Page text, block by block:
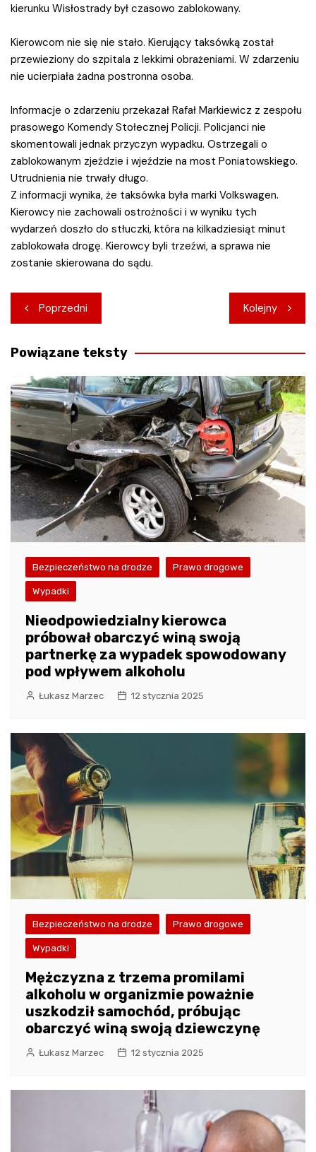
kierunku Wisłostrady był czasowo zablokowany.
Kierowcom nie się nie stało. Kierujący taksówką został
przewieziony do szpitala z lekkimi obrażeniami. W zdarzeniu
nie ucierpiała żadna postronna osoba.
Informacje o zdarzeniu przekazał Rafał Markiewicz z zespołu
prasowego Komendy Stołecznej Policji. Policjanci nie
skomentowali jednak przyczyn wypadku. Ostrzegali o
zablokowanym zjeździe i wjeździe na most Poniatowskiego.
Utrudnienia nie trwały długo.
Z informacji wynika, że taksówka była marki Volkswagen.
Kierowcy nie zachowali ostrożności i w wyniku tych
wydarzeń doszło do stłuczki, która na kilkadziesiąt minut
zablokowała drogę. Kierowcy byli trzeźwi, a sprawa nie
zostanie skierowana do sądu.
Nawigacja
wpisu
Poprzedni Kolejny
Powiązane teksty
Bezpieczeństwo na drodze Prawo drogowe
Wypadki
Nieodpowiedzialny kierowca
próbował obarczyć winą swoją
partnerkę za wypadek spowodowany
pod wpływem alkoholu
Łukasz Marzec 12 stycznia 2025
Bezpieczeństwo na drodze Prawo drogowe
Wypadki
Mężczyzna z trzema promilami
alkoholu w organizmie poważnie
uszkodził samochód, próbując
obarczyć winą swoją dziewczynę
Łukasz Marzec 12 stycznia 2025